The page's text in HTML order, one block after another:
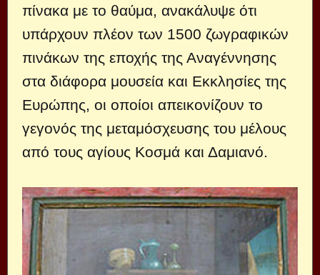
πίνακα με το θαύμα, ανακάλυψε ότι
υπάρχουν πλέον των 1500 ζωγραφικών
πινάκων της εποχής της Αναγέννησης
στα διάφορα μουσεία και Εκκλησίες της
Ευρώπης, οι οποίοι απεικονίζουν το
γεγονός της μεταμόσχευσης του μέλους
από τους αγίους Κοσμά και Δαμιανό.